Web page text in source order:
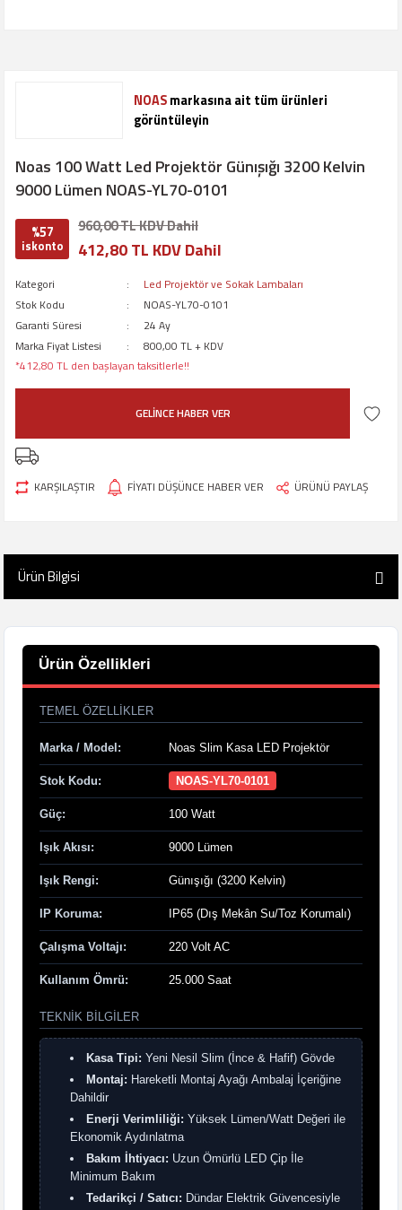
NOASmarkasına ait tüm ürünleri
görüntüleyin
Noas 100 Watt Led Projektör Günışığı 3200 Kelvin
9000 Lümen NOAS-YL70-0101
%57
iskonto
960,00 TL KDV Dahil
412,80 TL KDV Dahil
Kategori
Led Projektör ve Sokak Lambaları
Stok Kodu
NOAS-YL70-0101
Garanti Süresi
24 Ay
Marka Fiyat Listesi
800,00 TL + KDV
*412,80 TL den başlayan taksitlerle!!
GELİNCE HABER VER
KARŞILAŞTIR FİYATI DÜŞÜNCE HABER VER ÜRÜNÜ PAYLAŞ
Ürün Bilgisi
Ürün Özellikleri
TEMEL ÖZELLIKLER
Marka / Model: Noas Slim Kasa LED Projektör
Stok Kodu: NOAS-YL70-0101
Güç: 100 Watt
Işık Akısı: 9000 Lümen
Işık Rengi: Günışığı (3200 Kelvin)
IP Koruma: IP65 (Dış Mekân Su/Toz Korumalı)
Çalışma Voltajı: 220 Volt AC
Kullanım Ömrü: 25.000 Saat
TEKNIK BILGILER
Kasa Tipi: Yeni Nesil Slim (İnce & Hafif) Gövde
Montaj: Hareketli Montaj Ayağı Ambalaj İçeriğine
Dahildir
Enerji Verimliliği: Yüksek Lümen/Watt Değeri ile
Ekonomik Aydınlatma
Bakım İhtiyacı: Uzun Ömürlü LED Çip İle
Minimum Bakım
Tedarikçi / Satıcı: Dündar Elektrik Güvencesiyle